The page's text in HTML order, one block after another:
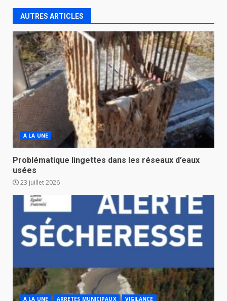
AUTRES ARTICLES
A LA UNE
Problématique lingettes dans les réseaux d’eaux
usées
23 juillet 2026
A LA UNE ARRETES MUNICIPAUX VIGILANCE